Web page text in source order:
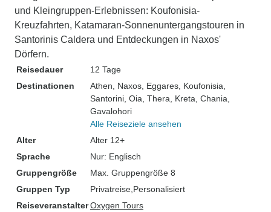
und Kleingruppen-Erlebnissen: Koufonisia-
Kreuzfahrten, Katamaran-Sonnenuntergangstouren in
Santorinis Caldera und Entdeckungen in Naxos'
Dörfern.
Reisedauer
12 Tage
Destinationen
Athen , Naxos , Eggares , Koufonisia
Santorini , Oia , Thera , Kreta , Chania
Gavalohori
Alle Reiseziele ansehen
Alter
Alter 12+
Sprache
Nur: Englisch
Gruppengröße
Max. Gruppengröße 8
Gruppen Typ
Privatreise Personalisiert
ReiseveranstalterOxygen Tours